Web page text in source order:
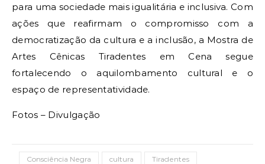
para uma sociedade mais igualitária e inclusiva. Com
ações que reafirmam o compromisso com a
democratização da cultura e a inclusão, a Mostra de
Artes Cênicas Tiradentes em Cena segue
fortalecendo o aquilombamento cultural e o
espaço de representatividade.
Fotos – Divulgação
Consciência Negra cultura Tiradentes